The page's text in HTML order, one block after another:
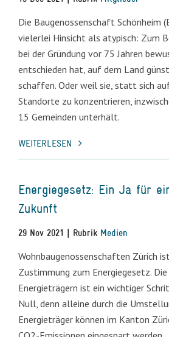
Die Baugenossenschaft Schönheim
vielerlei Hinsicht als atypisch: Zum
bei der Gründung vor 75 Jahren
entschieden hat, auf dem Land
schaffen. Oder weil sie, statt sich
Standorte zu konzentrieren,
15 Gemeinden unterhält.
WEITERLESEN
Energiegesetz: Ein Ja für
Zukunft
29 Nov 2021 | Rubrik Medien
Wohnbaugenossenschaften Zürich
Zustimmung zum Energiegesetz.
Energieträgern ist ein wichtiger
Null, denn alleine durch die
Energieträger können im Kanton